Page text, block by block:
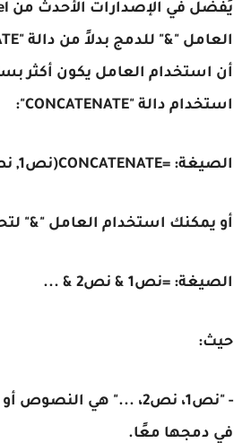
أن استخدام العامل يكون أكثر
استخدام دالة "CONCATENATE":
الصيغة: =CONCATENATE(نص1, نص2, ...)
أو يمكنك استخدام العامل "&"
الصيغة: =نص1 & نص2 & ...
حيث:
- "نص1، نص2، ..." هي
في دمجها معًا.